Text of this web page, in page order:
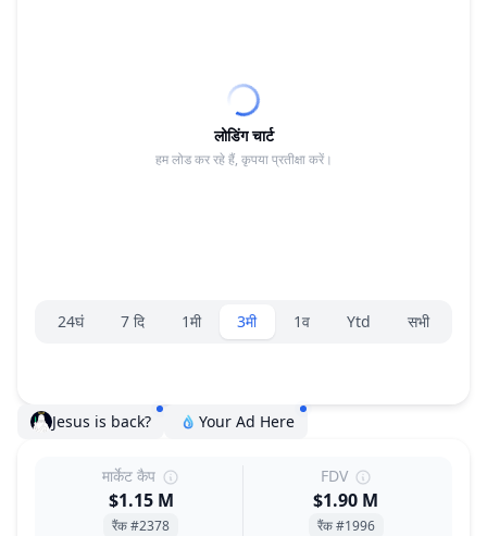
लोडिंग चार्ट
हम लोड कर रहे हैं, कृपया प्रतीक्षा करें।
रेंज चयनकर्ता।
24घं 7 दि 1मी 3मी 1व Ytd सभी
Jesus is back? Your Ad Here
मार्केट कैप
$1.15 M
रैंक #2378
FDV
$1.90 M
रैंक #1996